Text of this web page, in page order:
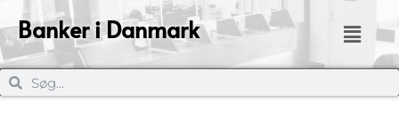
Banker i Danmark